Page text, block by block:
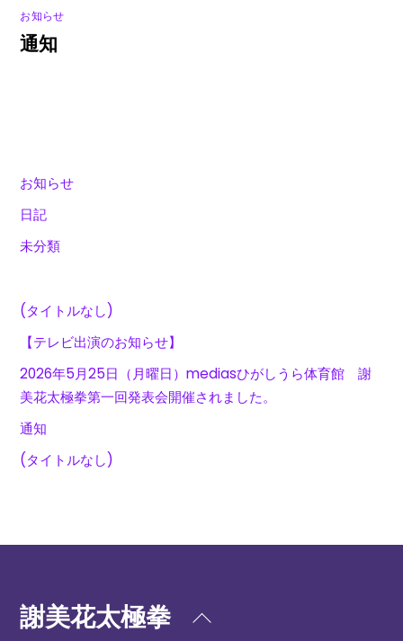
お知らせ
通知
お知らせ
日記
未分類
(タイトルなし)
【テレビ出演のお知らせ】
2026年5月25日（月曜日）mediasひがしうら体育館 謝
美花太極拳第一回発表会開催されました。
通知
(タイトルなし)
Back
謝美花太極拳